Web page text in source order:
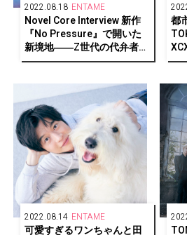
2022.08.18 ENTAME
Novel Core Interview 新作
『No Pressure』で開いた
新境地――Z世代の代弁者が
見つめる今
都
出
2022.08.14 ENTAME
可愛すぎるワンちゃんと田